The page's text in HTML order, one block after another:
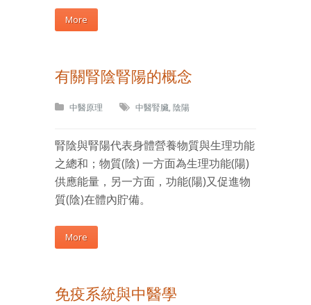
More
有關腎陰腎陽的概念
中醫原理 中醫腎臟, 陰陽
腎陰與腎陽代表身體營養物質與生理功能
之總和；物質(陰) 一方面為生理功能(陽)
供應能量，另一方面，功能(陽)又促進物
質(陰)在體內貯備。
More
免疫系統與中醫學